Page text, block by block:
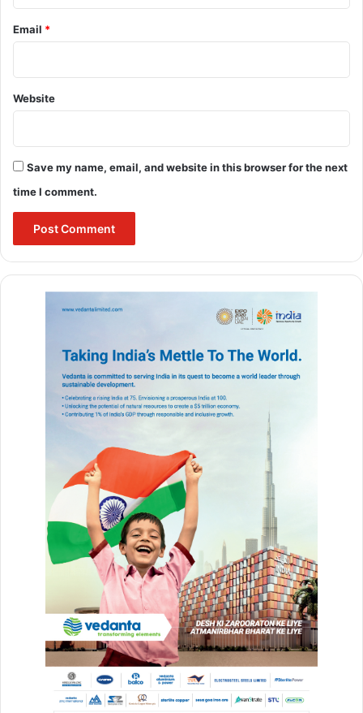
इसलिए सभी को—चाहे वे वकील हों या न्यायाधीश—अपनी वाणी में संयम रखना
Buland Hindustan
BCI suspension BR Gavai shoe attack
CJI attack news CJI BR Gavai
CJI BR Gavai statement
CJI BR Gavai Vishnu comment
CJI Gavai reaction Indian judiciary news
lawyer misconduct India
lawyer throws shoe at CJI
Rakesh Kishore Kumar
religious sentiment controversy
Supreme Court Bar Association
Supreme Court controversy
Supreme Court incident
Email *
Website
Save my name, email, and website in this browser for the next
time I comment.